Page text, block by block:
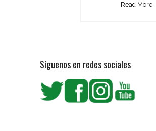
Read More
Síguenos en redes sociales